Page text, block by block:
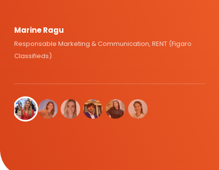
Marine Ragu
Responsable Marketing & Communication, RENT (Figaro
Classifieds)